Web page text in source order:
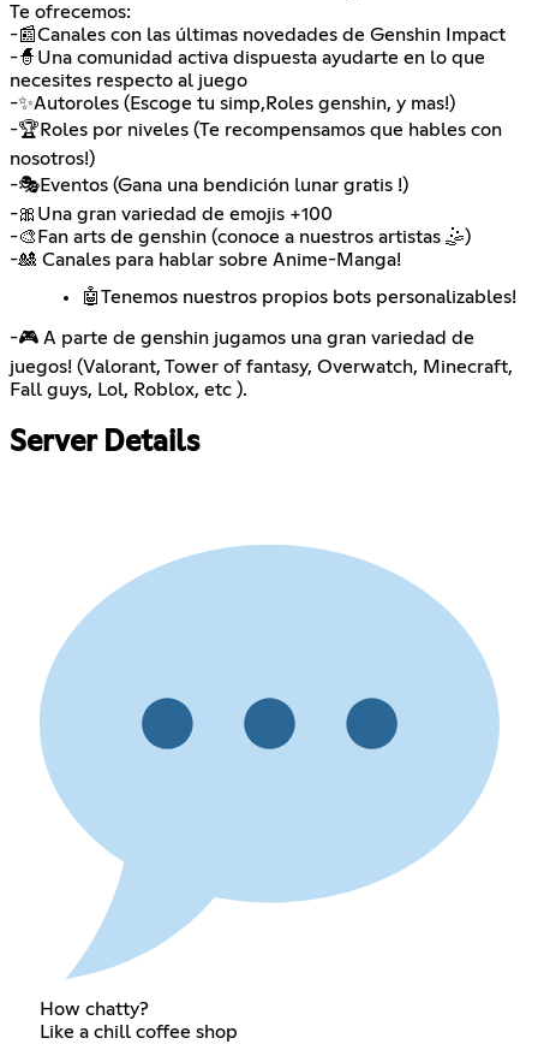
Te ofrecemos:
-📰Canales con las últimas novedades de Genshin Impact
-🧙Una comunidad activa dispuesta ayudarte en lo que
necesites respecto al juego
-✨Autoroles (Escoge tu simp,Roles genshin, y mas!)
-🏆Roles por niveles (Te recompensamos que hables con
nosotros!)
-🎭Eventos (Gana una bendición lunar gratis !)
-🎀Una gran variedad de emojis +100
-🎨Fan arts de genshin (conoce a nuestros artistas 🤹)
-🎎 Canales para hablar sobre Anime-Manga!
🤖Tenemos nuestros propios bots personalizables!
-🎮 A parte de genshin jugamos una gran variedad de
juegos! (Valorant, Tower of fantasy, Overwatch, Minecraft,
Fall guys, Lol, Roblox, etc ).
Server Details
How chatty?
Like a chill coffee shop